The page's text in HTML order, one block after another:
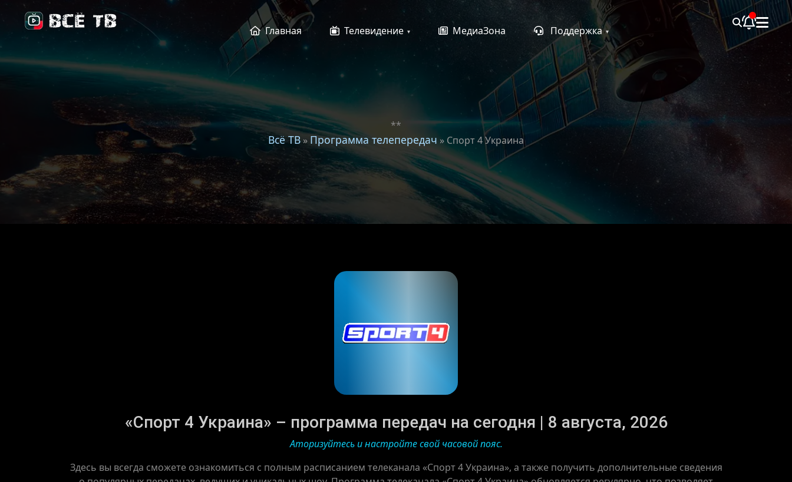
Главная Телевидение МедиаЗона Поддержка
**
Всё ТВ» Программа телепередач » Спорт 4 Украина
«Спорт 4 Украина» – программа передач на сегодня | 8 августа, 2026
Аторизуйтесь и настройте свой часовой пояс.
Здесь вы всегда сможете ознакомиться с полным расписанием телеканала «Спорт 4 Украина», а также получить дополнительные сведения